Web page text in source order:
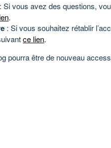
: Si vous avez des questions,
.
: Si vous souhaitez rétablir
ce lien.
pourra être de nouveau